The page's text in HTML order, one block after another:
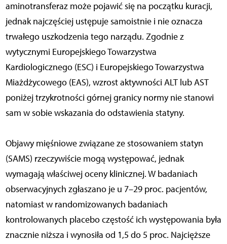
aminotransferaz może pojawić się na początku kuracji,
jednak najczęściej ustępuje samoistnie i nie oznacza
trwałego uszkodzenia tego narządu. Zgodnie z
wytycznymi Europejskiego Towarzystwa
Kardiologicznego (ESC) i Europejskiego Towarzystwa
Miażdżycowego (EAS), wzrost aktywności ALT lub AST
poniżej trzykrotności górnej granicy normy nie stanowi
sam w sobie wskazania do odstawienia statyny.
Objawy mięśniowe związane ze stosowaniem statyn
(SAMS) rzeczywiście mogą występować, jednak
wymagają właściwej oceny klinicznej. W badaniach
obserwacyjnych zgłaszano je u 7–29 proc. pacjentów,
natomiast w randomizowanych badaniach
kontrolowanych placebo częstość ich występowania była
znacznie niższa i wynosiła od 1,5 do 5 proc. Najcięższe